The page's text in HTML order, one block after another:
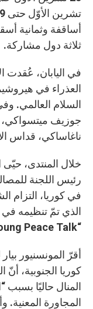
أساقفة وثمانية
ثلاثة دول مشاركة.
في اليابان، عُقدت
العذراء في
جوزيف
ناغاساكي، قداس
خلال المنتدى،
رئيس اللجنة
في كوريا، التزام
“Young Peace Talk”.
أقرّ المونسنيور
كوريا الجنوبية،
المنال حاليًا بسبب
المجاورة المعنية.